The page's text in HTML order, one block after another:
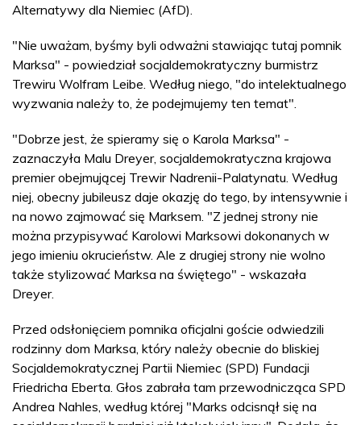
Alternatywy dla Niemiec (AfD).
"Nie uważam, byśmy byli odważni stawiając tutaj pomnik
Marksa" - powiedział socjaldemokratyczny burmistrz
Trewiru Wolfram Leibe. Według niego, "do intelektualnego
wyzwania należy to, że podejmujemy ten temat".
"Dobrze jest, że spieramy się o Karola Marksa" -
zaznaczyła Malu Dreyer, socjaldemokratyczna krajowa
premier obejmującej Trewir Nadrenii-Palatynatu. Według
niej, obecny jubileusz daje okazję do tego, by intensywnie i
na nowo zajmować się Marksem. "Z jednej strony nie
można przypisywać Karolowi Marksowi dokonanych w
jego imieniu okrucieństw. Ale z drugiej strony nie wolno
także stylizować Marksa na świętego" - wskazała
Dreyer.
Przed odsłonięciem pomnika oficjalni goście odwiedzili
rodzinny dom Marksa, który należy obecnie do bliskiej
Socjaldemokratycznej Partii Niemiec (SPD) Fundacji
Friedricha Eberta. Głos zabrała tam przewodnicząca SPD
Andrea Nahles, według której "Marks odcisnął się na